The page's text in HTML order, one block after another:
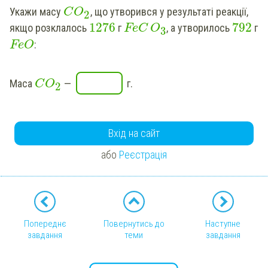
Укажи масу CO2, що утворився у результаті реакції,
якщо розклалось 1276 гFeC O3, а утворилось 792 г
FeO:
Маса CO2 — г.
Вхід на сайт
або Реєстрація
Попереднє
завдання
Повернутись до
теми
Наступне
завдання